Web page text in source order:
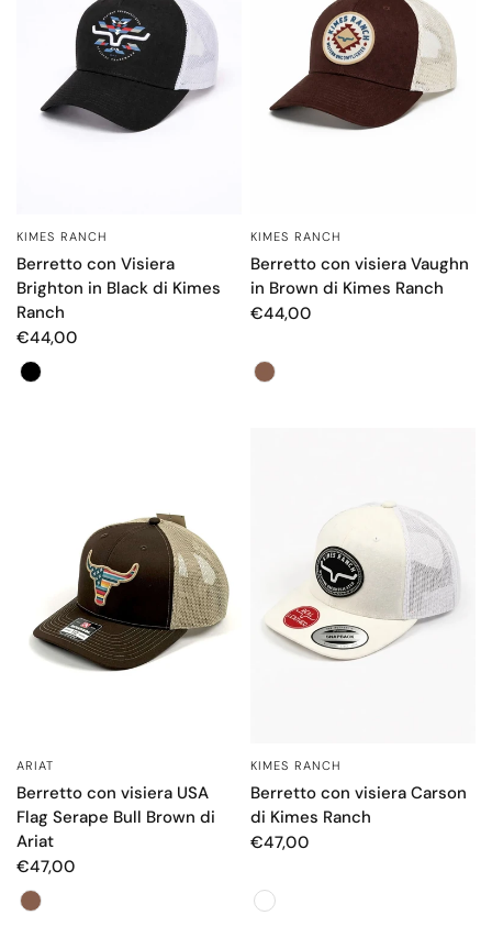
OCCHIATA VELOCE
KIMES RANCH
Berretto con Visiera
Brighton in Black di Kimes
Ranch
€44,00
Color
OCCHIATA VELOCE
KIMES RANCH
Berretto con visiera Vaughn
in Brown di Kimes Ranch
€44,00
Color
ARIAT
Berretto con visiera USA
Flag Serape Bull Brown di
Ariat
€47,00
Color
OCCHIATA VELOCE
KIMES RANCH
Berretto con visiera Carson
di Kimes Ranch
€47,00
Color